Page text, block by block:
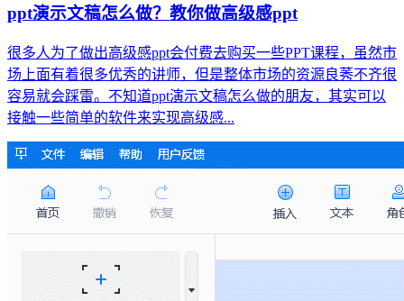
ppt演示文稿怎么做？教你做高级感ppt
很多人为了做出高级感ppt会付费去购买一些PPT课程，虽然市
场上面有着很多优秀的讲师，但是整体市场的资源良莠不齐很
容易就会踩雷。不知道ppt演示文稿怎么做的朋友，其实可以
接触一些简单的软件来实现高级感...